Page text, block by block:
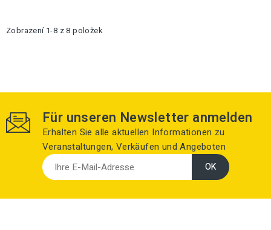
Zobrazení 1-8 z 8 položek
Für unseren Newsletter anmelden
Erhalten Sie alle aktuellen Informationen zu
Veranstaltungen, Verkäufen und Angeboten